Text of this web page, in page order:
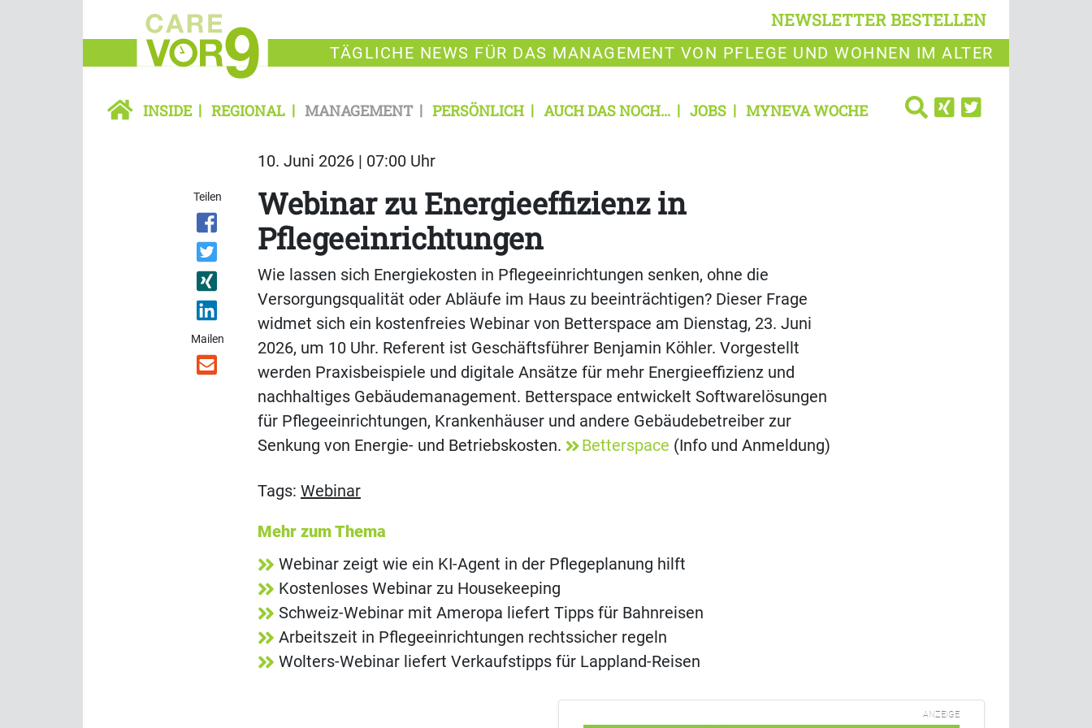
NEWSLETTER BESTELLEN
TÄGLICHE NEWS FÜR DAS MANAGEMENT VON PFLEGE UND WOHNEN IM ALTER
INSIDE REGIONAL MANAGEMENT PERSÖNLICH AUCH DAS NOCH... JOBS MYNEVA WOCHE
10. Juni 2026 | 07:00 Uhr
Teilen
Mailen
Webinar zu Energieeffizienz in
Pflegeeinrichtungen
Wie lassen sich Energiekosten in Pflegeeinrichtungen senken, ohne die
Versorgungsqualität oder Abläufe im Haus zu beeinträchtigen? Dieser Frage
widmet sich ein kostenfreies Webinar von Betterspace am Dienstag, 23. Juni
2026, um 10 Uhr. Referent ist Geschäftsführer Benjamin Köhler. Vorgestellt
werden Praxisbeispiele und digitale Ansätze für mehr Energieeffizienz und
nachhaltiges Gebäudemanagement. Betterspace entwickelt Softwarelösungen
für Pflegeeinrichtungen, Krankenhäuser und andere Gebäudebetreiber zur
Senkung von Energie- und Betriebskosten.
Betterspace (Info und Anmeldung)
Tags: Webinar
Mehr zum Thema
Webinar zeigt wie ein KI-Agent in der Pflegeplanung hilft
Kostenloses Webinar zu Housekeeping
Schweiz-Webinar mit Ameropa liefert Tipps für Bahnreisen
Arbeitszeit in Pflegeeinrichtungen rechtssicher regeln
Wolters-Webinar liefert Verkaufstipps für Lappland-Reisen
ANZEIGE